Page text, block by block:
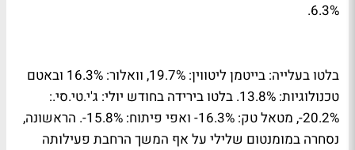
6.3%.
בלטו בעלייה: בייטמן ליטווין: 19.7%, וואלור: 16.3% ובאטם
טכנולוגיות: 13.8%. בלטו בירידה בחודש יולי: ג'י.טי.סי.:
20.2%-, מטאל טק: 16.3%- ואפי פיתוח: 15.8%-. הראשונה,
נסחרה במומנטום שלילי על אף המשך הרחבת פעילותה